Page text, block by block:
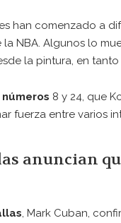
han comenzado a
NBA. Algunos lo
la pintura, en
números 8 y 24, que
fuerza entre varios
anuncian
, Mark Cuban,